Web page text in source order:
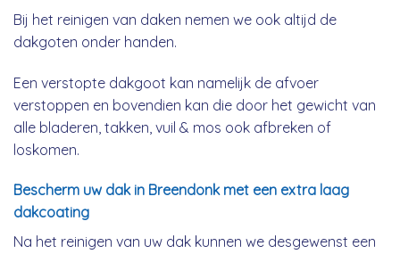
Bij het reinigen van daken nemen we ook altijd de
dakgoten onder handen.
Een verstopte dakgoot kan namelijk de afvoer
verstoppen en bovendien kan die door het gewicht van
alle bladeren, takken, vuil & mos ook afbreken of
loskomen.
Bescherm uw dak in Breendonk met een extra laag
dakcoating
Na het reinigen van uw dak kunnen we desgewenst een